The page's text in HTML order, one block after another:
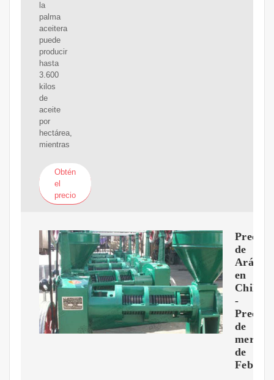
la
palma
aceitera
puede
producir
hasta
3.600
kilos
de
aceite
por
hectárea,
mientras
Obtén
el
precio
Precio
de
en
Chile
-
Precios
de
de